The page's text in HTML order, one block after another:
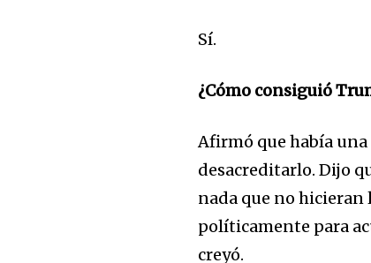
Sí.
¿Cómo consiguió
Afirmó que había
desacreditarlo. Dijo
nada que no hicieran
políticamente para
creyó.